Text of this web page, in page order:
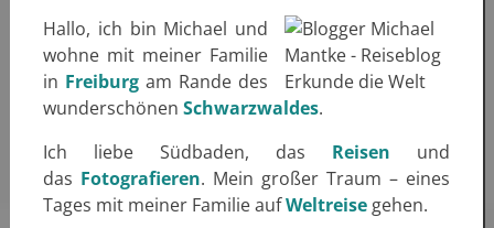
Hallo, ich bin Michael und
wohne mit meiner Familie
in Freiburg am Rande des
wunderschönen Schwarzwaldes.
Ich liebe Südbaden, das Reisen und
das Fotografieren. Mein großer Traum – eines
Tages mit meiner Familie aufWeltreisegehen.